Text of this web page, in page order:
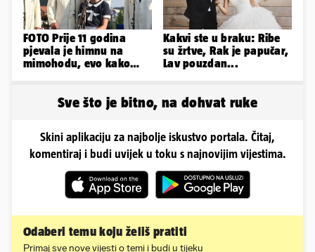
FOTO Prije 11 godina
pjevala je himnu na
mimohodu, evo kako
Kakvi ste u braku: Ribe
su žrtve, Rak je papučar,
Lav pouzdan...
Sve što je bitno, na dohvat ruke
Skini aplikaciju za najbolje iskustvo portala. Čitaj,
komentiraj i budi uvijek u toku s najnovijim vijestima.
Odaberi temu koju želiš pratiti
Primaj sve nove vijesti o temi i budi u tijeku